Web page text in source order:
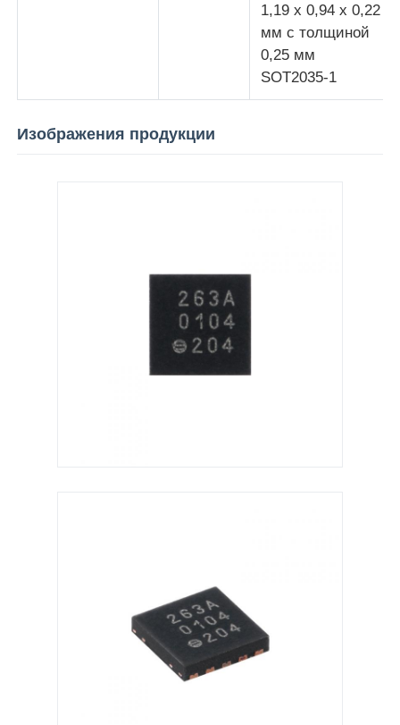
1,19 x 0,94 x 0,22
мм с толщиной
0,25 мм
SOT2035-1
Изображения продукции